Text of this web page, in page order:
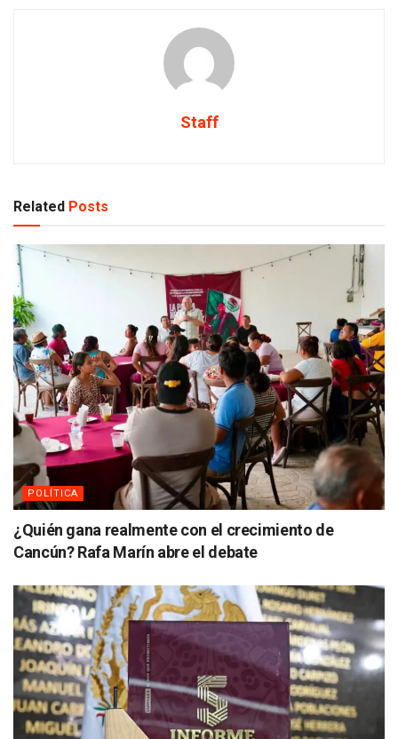
Staff
Related Posts
POLÍTICA
¿Quién gana realmente con el crecimiento de
Cancún? Rafa Marín abre el debate